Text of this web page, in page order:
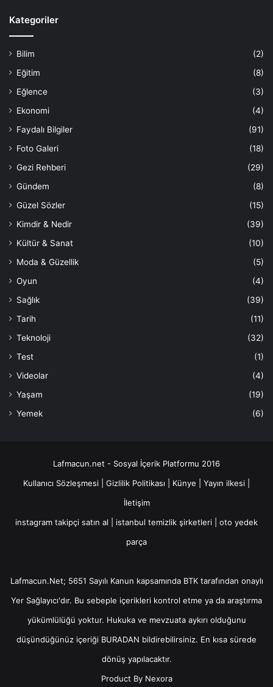
Kategoriler
Bilim
(2)
Eğitim
(8)
Eğlence
(3)
Ekonomi
(4)
Faydalı Bilgiler
(91)
Foto Galeri
(18)
Gezi Rehberi
(29)
Gündem
(8)
Güzel Sözler
(15)
Kimdir & Nedir
(39)
Kültür & Sanat
(10)
Moda & Güzellik
(5)
Oyun
(4)
Sağlık
(39)
Tarih
(11)
Teknoloji
(32)
Test
(1)
Videolar
(4)
Yaşam
(19)
Yemek
(6)
Lafmacun.net - Sosyal İçerik Platformu 2016
Kullanıcı Sözleşmesi
Gizlilik Politikası Künye Yayın ilkesi
İletişim
instagram takipçi satın al
istanbul temizlik şirketleri
oto yedek
parça
Lafmacun.Net; 5651 Sayılı Kanun kapsamında BTK tarafından onaylı
Yer Sağlayıcı'dır. Bu sebeple içerikleri kontrol etme ya da araştırma
yükümlülüğü yoktur. Hukuka ve mevzuata aykırı olduğunu
düşündüğünüz içeriği BURADAN bildirebilirsiniz. En kısa sürede
dönüş yapılacaktır.
Product By Nexora